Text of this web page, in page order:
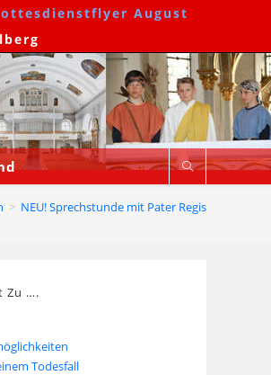
August
> NEU! Sprechstunde mit Pater Regis
Zu ….
Todesfall